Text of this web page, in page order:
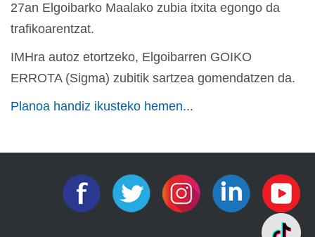
27an Elgoibarko Maalako zubia itxita egongo da
trafikoarentzat.
IMHra autoz etortzeko, Elgoibarren GOIKO
ERROTA (Sigma) zubitik sartzea gomendatzen da.
Planoa handiz ikusteko hemen...